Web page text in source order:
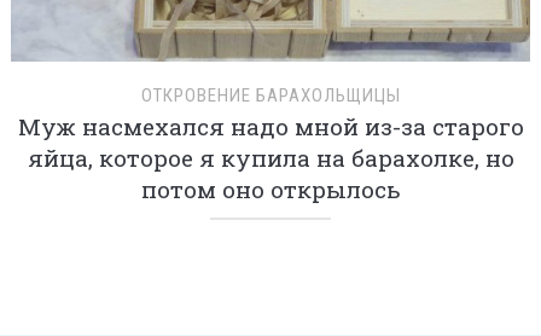
ОТКРОВЕНИЕ БАРАХОЛЬЩИЦЫ
Муж насмехался надо мной из-за старого
яйца, которое я купила на барахолке, но
потом оно открылось